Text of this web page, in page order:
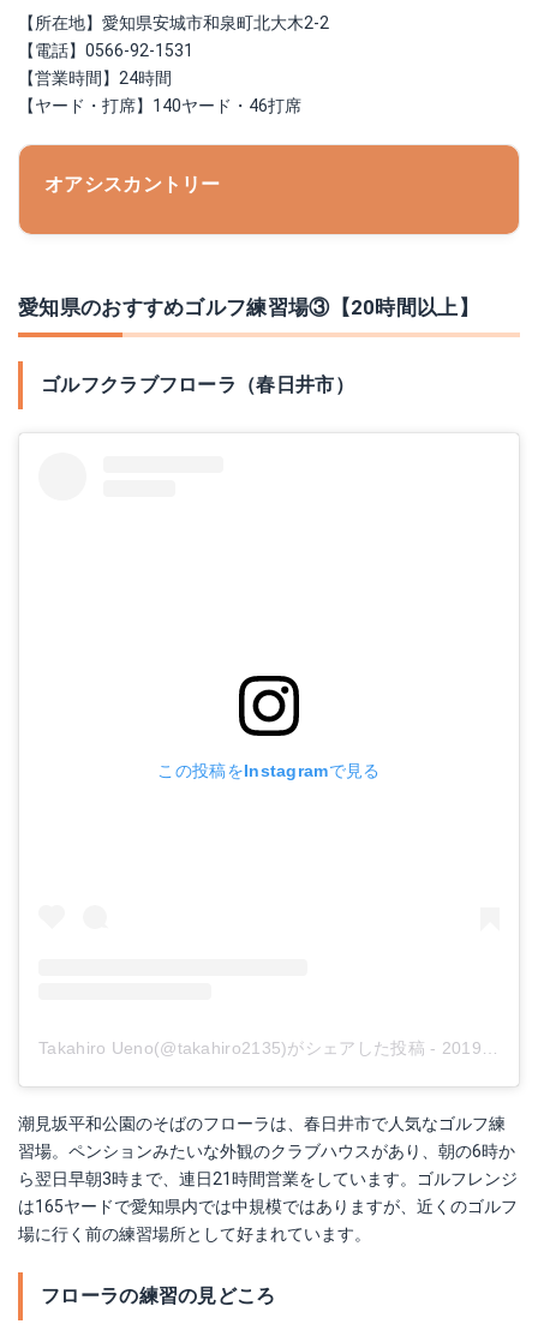
【所在地】愛知県安城市和泉町北大木2-2
【電話】0566-92-1531
【営業時間】24時間
【ヤード・打席】140ヤード・46打席
オアシスカントリー
愛知県のおすすめゴルフ練習場③【20時間以上】
ゴルフクラブフローラ（春日井市）
この投稿をInstagramで見る
Takahiro Ueno(@takahiro2135)がシェアした投稿 - 2019年 1月月26日午後5時36分PST
潮見坂平和公園のそばのフローラは、春日井市で人気なゴルフ練
習場。ペンションみたいな外観のクラブハウスがあり、朝の6時か
ら翌日早朝3時まで、連日21時間営業をしています。ゴルフレンジ
は165ヤードで愛知県内では中規模ではありますが、近くのゴルフ
場に行く前の練習場所として好まれています。
フローラの練習の見どころ